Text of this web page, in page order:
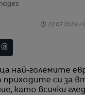
22.07.2024 /
си за
като всички